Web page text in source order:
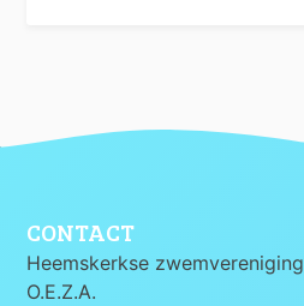
CONTACT
Heemskerkse zwemvereniging
O.E.Z.A.